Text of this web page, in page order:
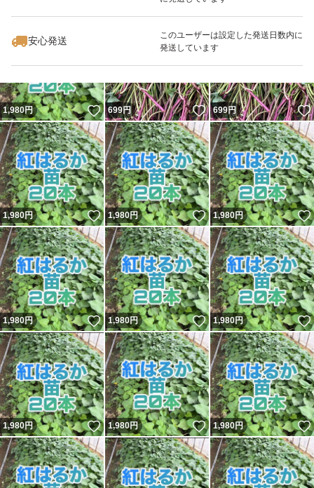
安心発送
このユーザーは設定した発送日数内に
発送しています
いいね！
1,980
1,980円 いいね！
699円 いいね！
699円
1,980円 いいね！
1,980円 いいね！
1,980円
1,980円 いいね！
1,980円 いいね！
1,980円
1,980円 いいね！
1,980円 いいね！
1,980円